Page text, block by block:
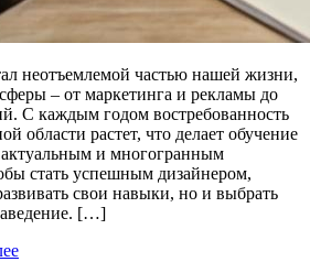
неотъемлемой частью нашей жизни,
– от маркетинга и рекламы до
С каждым годом востребованность
области растет, что делает обучение
и многогранным
стать успешным дизайнером,
свои навыки, но и выбрать
[…]